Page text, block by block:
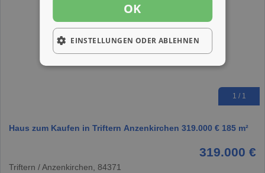
1 / 1
Haus zum Kaufen in Triftern Anzenkirchen 319.000 € 185 m²
319.000 €
Triftern / Anzenkirchen, 84371
OK
EINSTELLUNGEN ODER ABLEHNEN